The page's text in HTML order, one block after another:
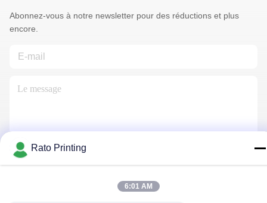
Abonnez-vous à notre newsletter pour des réductions et plus
encore.
Nous Contacter
Rato Printing
6:01 AM